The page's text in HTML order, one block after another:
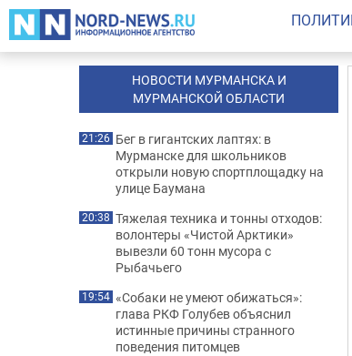
НОВОСТИ МУРМАНСКА И
МУРМАНСКОЙ ОБЛАСТИ
21:26 Бег в гигантских лаптях: в
Мурманске для школьников
открыли новую спортплощадку на
улице Баумана
20:38 Тяжелая техника и тонны отходов:
волонтеры «Чистой Арктики»
вывезли 60 тонн мусора с
Рыбачьего
19:54 «Собаки не умеют обижаться»:
глава РКФ Голубев объяснил
истинные причины странного
поведения питомцев